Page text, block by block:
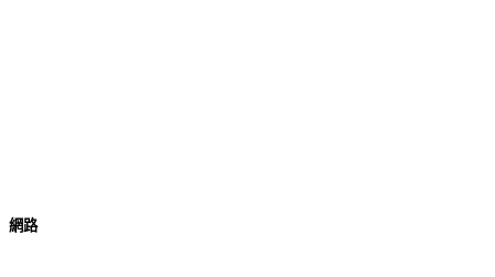
網路